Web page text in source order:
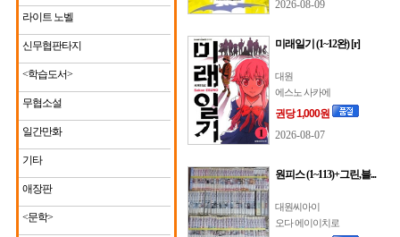
라이트 노벨
신무협판타지
<학습도서>
무협소설
일간만화
기타
애장판
<문학>
2026-08-09
미래일기 (1~12완) [r]
대원
에스노 사카에
권당 1,000원
2026-08-07
원피스 (1~113)+그린,블...
대원씨아이
오다 에이이치로